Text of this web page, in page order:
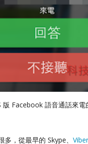
Facebook 語音通話來電
，從最早的 Skype、 Viber